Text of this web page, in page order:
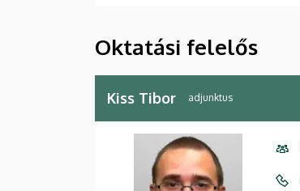
Oktatási felelős
Kiss Tibor adjunktus